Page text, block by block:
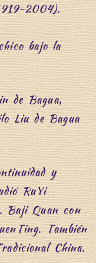
2004).
bajo la
de Bagua,
Liu de Bagua
y
RuYi
Baji Quan con
También
China.